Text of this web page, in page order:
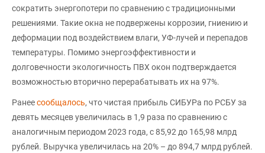
сократить энергопотери по сравнению с традиционными
решениями. Такие окна не подвержены коррозии, гниению и
деформации под воздействием влаги, УФ-лучей и перепадов
температуры. Помимо энергоэффективности и
долговечности экологичность ПВХ окон подтверждается
возможностью вторично перерабатывать их на 97%.
Ранеесообщалось, что чистая прибыль СИБУРа по РСБУ за
девять месяцев увеличилась в 1,9 раза по сравнению с
аналогичным периодом 2023 года, с 85,92 до 165,98 млрд
рублей. Выручка увеличилась на 20% – до 894,7 млрд рублей.